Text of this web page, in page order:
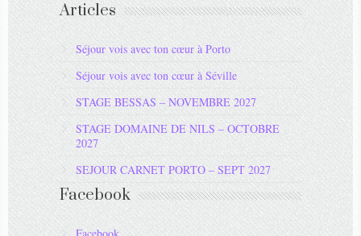
Articles
Séjour vois avec ton cœur à Porto
Séjour vois avec ton cœur à Séville
STAGE BESSAS – NOVEMBRE 2027
STAGE DOMAINE DE NILS – OCTOBRE
2027
SEJOUR CARNET PORTO – SEPT 2027
Facebook